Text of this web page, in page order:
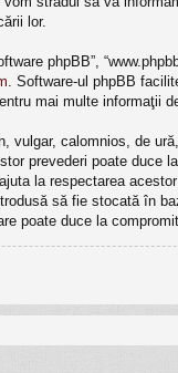
lor.
phpBB”,
. Software-ul phpBB
mai multe informaţii
calomnios, de
prevederi poate
la respectarea
să fie stocată în
poate duce la